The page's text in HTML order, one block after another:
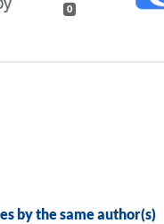
0
by the same author(s)